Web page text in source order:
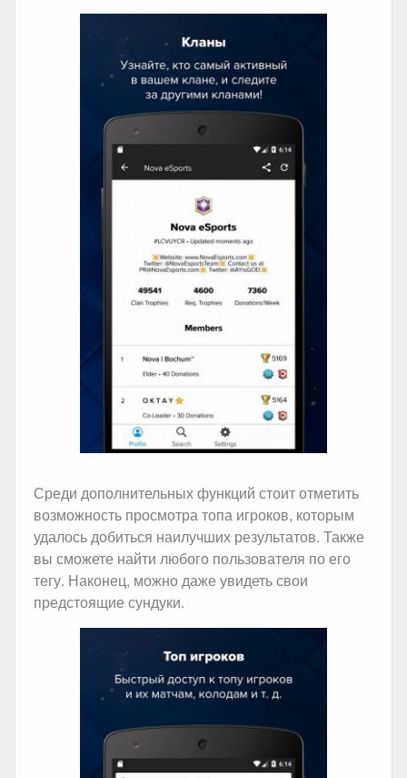
Среди дополнительных функций стоит отметить
возможность просмотра топа игроков, которым
удалось добиться наилучших результатов. Также
вы сможете найти любого пользователя по его
тегу. Наконец, можно даже увидеть свои
предстоящие сундуки.